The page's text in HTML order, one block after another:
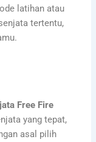
latihan atau
tertentu,
Free Fire
yang tepat,
asal pilih